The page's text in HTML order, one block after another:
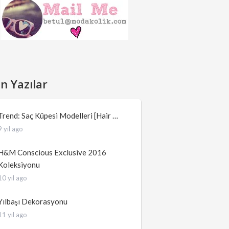
Yazılar
Saç Küpesi Modelleri [Hair …
yıl ago
Conscious Exclusive 2016
yıl ago
Dekorasyonu
yıl ago